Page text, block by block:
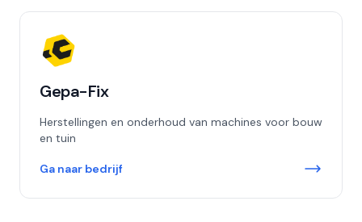
Gepa-Fix
Herstellingen en onderhoud van machines voor bouw
en tuin
Ga naar bedrijf